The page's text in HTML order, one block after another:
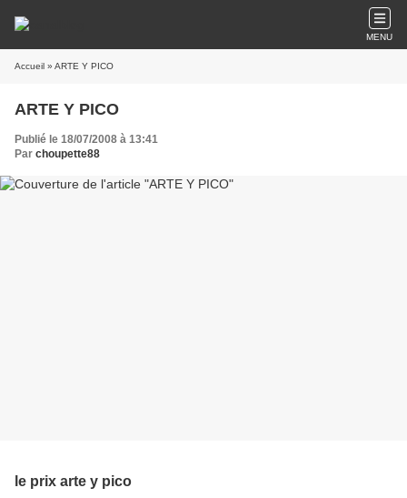
MENU
Accueil » ARTE Y PICO
ARTE Y PICO
Publié le 18/07/2008 à 13:41
Par choupette88
le prix arte y pico